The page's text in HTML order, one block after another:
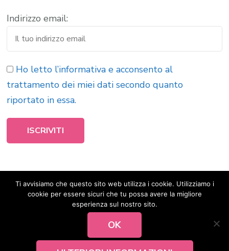
Indirizzo email:
Ho letto l’informativa e acconsento al
trattamento dei miei dati secondo quanto
riportato in essa.
© Copyright 2026 . All Rights Reserved.
Ti avvisiamo che questo sito web utilizza i cookie. Utilizziamo i
cookie per essere sicuri che tu possa avere la migliore
esperienza sul nostro sito.
OK